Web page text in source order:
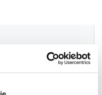
a Fano, salvato